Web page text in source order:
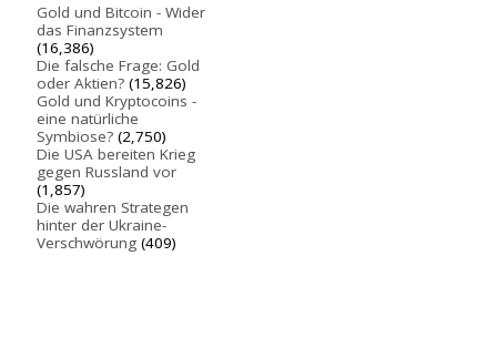
Gold und Bitcoin - Wider
das Finanzsystem
(16,386)
Die falsche Frage: Gold
oder Aktien? (15,826)
Gold und Kryptocoins -
eine natürliche
Symbiose? (2,750)
Die USA bereiten Krieg
gegen Russland vor
(1,857)
Die wahren Strategen
hinter der Ukraine-
Verschwörung (409)